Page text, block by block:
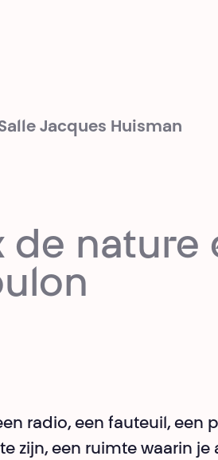
Jacques Huisman
de nature
radio, een fauteuil, een
zijn, een ruimte waarin je